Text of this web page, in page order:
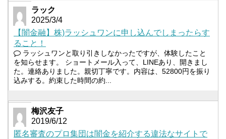
ラック
2025/3/4
【闇金融】株)ラッシュワンに申し込んでしまったらす
ること！
ラッシュワンと取り引きしなかったですが、体験したこと
を知らせます。 ショートメール入って、LINEあり、開きまし
た。連絡ありました。親切丁寧です。内容は、52800円を振り
込みする。約束した時間の約...
梅沢友子
2019/6/12
匿名審査のプロ集団は闇金を紹介する違法なサイトで